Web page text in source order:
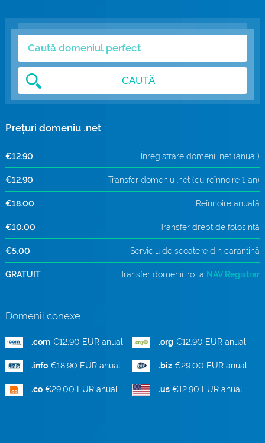
Domenii .com
Domenii .net
Whois
Metode de Plată
Statistici Rețea
CAUTĂ
Prețuri domeniu .net
Înregistrare domenii net (anual)
€12.90
Transfer domeniu .net (cu reînnoire 1 an)
€12.90
Reînnoire anuală
€18.00
Transfer drept de folosință
€10.00
Serviciu de scoatere din carantină
€5.00
Transfer domenii .ro la NAV Registrar
GRATUIT
Domenii conexe
.com €12.90 EUR anual .org €12.90 EUR anual
.info €18.90 EUR anual .biz €29.00 EUR anual
.co €29.00 EUR anual .us €12.90 EUR anual